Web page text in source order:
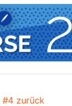
#4 zurück